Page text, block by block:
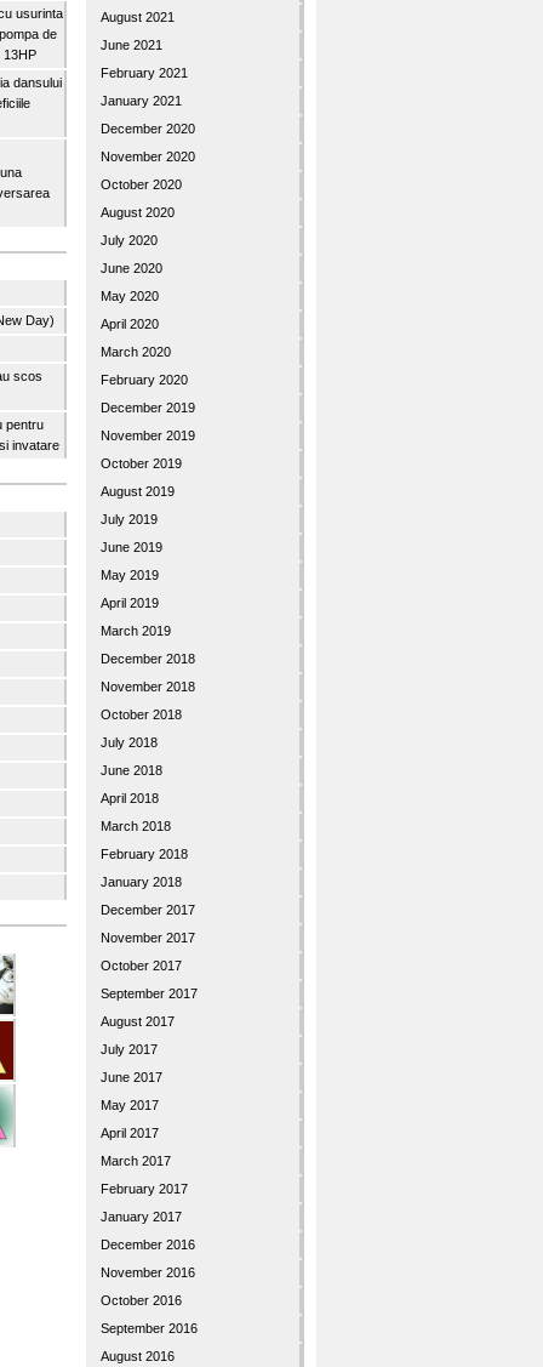
usurinta
de
13HP
dansului
Day)
scos
pentru
invatare
August 2021
June 2021
February 2021
January 2021
December 2020
November 2020
October 2020
August 2020
July 2020
June 2020
May 2020
April 2020
March 2020
February 2020
December 2019
November 2019
October 2019
August 2019
July 2019
June 2019
May 2019
April 2019
March 2019
December 2018
November 2018
October 2018
July 2018
June 2018
April 2018
March 2018
February 2018
January 2018
December 2017
November 2017
October 2017
September 2017
August 2017
July 2017
June 2017
May 2017
April 2017
March 2017
February 2017
January 2017
December 2016
November 2016
October 2016
September 2016
August 2016